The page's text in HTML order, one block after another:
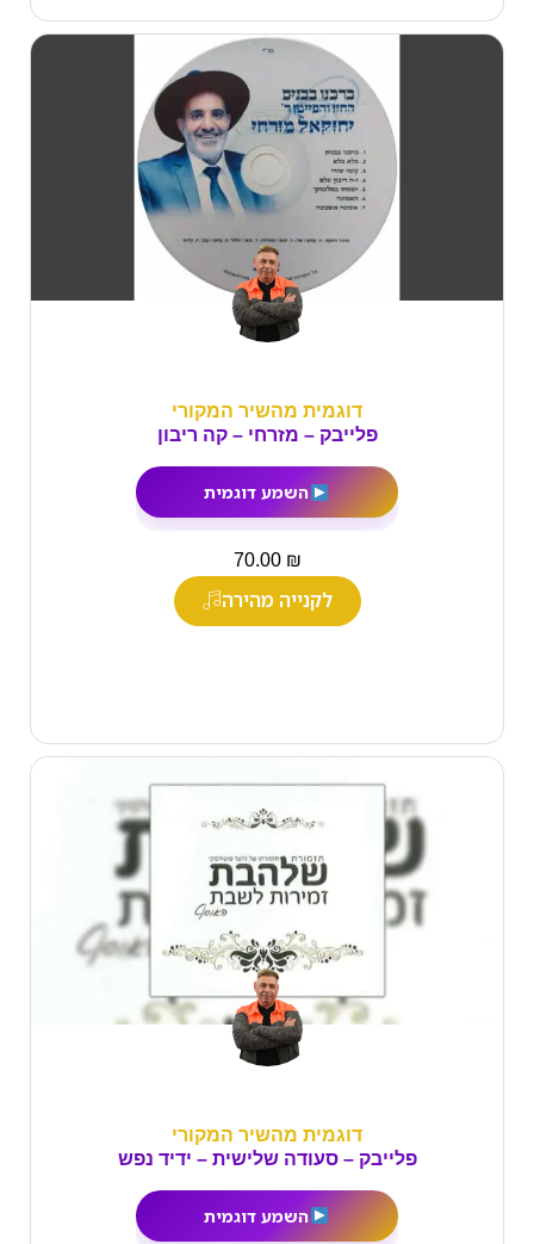
דוגמית מהשיר המקורי
פלייבק – מזרחי – קה ריבון
השמע דוגמית
70.00 ₪
לקנייה מהירה
דוגמית מהשיר המקורי
פלייבק – סעודה שלישית – ידיד נפש
השמע דוגמית